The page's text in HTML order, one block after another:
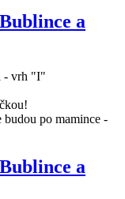
a
- vrh "I"
budou po mamince -
a